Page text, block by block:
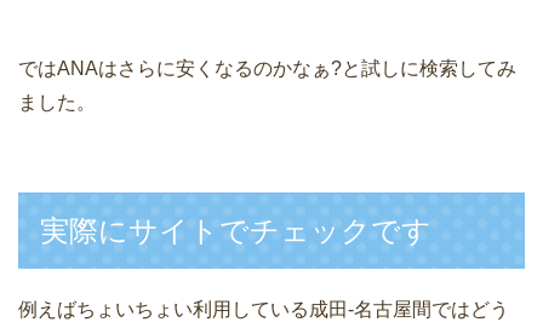
ではANAはさらに安くなるのかなぁ?と試しに検索してみ
ました。
実際にサイトでチェックです
例えばちょいちょい利用している成田-名古屋間ではどう